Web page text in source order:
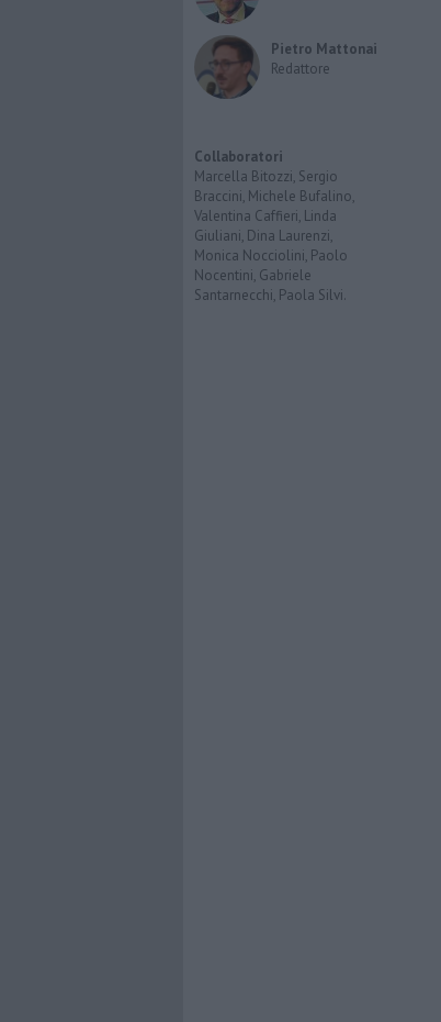
Pietro Mattonai
Redattore
Collaboratori
Marcella Bitozzi, Sergio
Braccini, Michele Bufalino,
Valentina Caffieri, Linda
Giuliani, Dina Laurenzi,
Monica Nocciolini, Paolo
Nocentini, Gabriele
Santarnecchi, Paola Silvi.